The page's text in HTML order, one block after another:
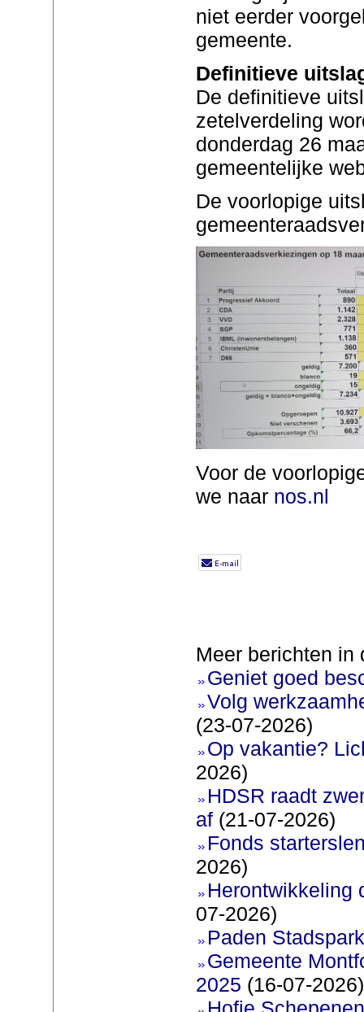
niet eerder
gemeente.
Definitieve
De definitieve
zetelverdeling
donderdag 26
gemeentelijke
De voorlopige
Voor de
we naar nos.nl
Meer berichten in
Geniet goed
Volg
(23-07-2026)
Op vakantie?
2026)
HDSR raadt
af(21-07-2026)
Fonds
2026)
Herontwikkeling
07-2026)
Paden
Gemeente
2025 (16-07-2026)